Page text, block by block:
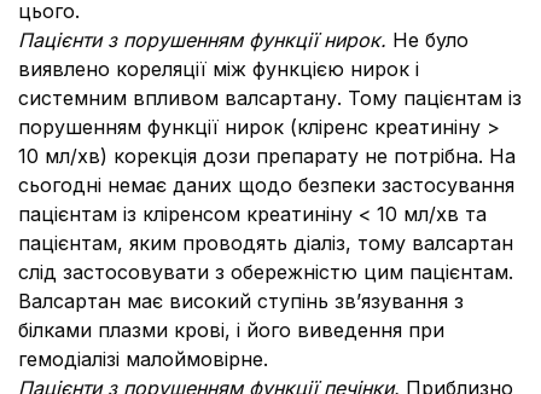
цього.
Пацієнти з порушенням функції нирок. Не було
виявлено кореляції між функцією нирок і
системним впливом валсартану. Тому пацієнтам із
порушенням функції нирок (кліренс креатиніну >
10 мл/хв) корекція дози препарату не потрібна. На
сьогодні немає даних щодо безпеки застосування
пацієнтам із кліренсом креатиніну < 10 мл/хв та
пацієнтам, яким проводять діаліз, тому валсартан
слід застосовувати з обережністю цим пацієнтам.
Валсартан має високий ступінь зв’язування з
білками плазми крові, і його виведення при
гемодіалізі малоймовірне.
Пацієнти з порушенням функції печінки. Приблизно